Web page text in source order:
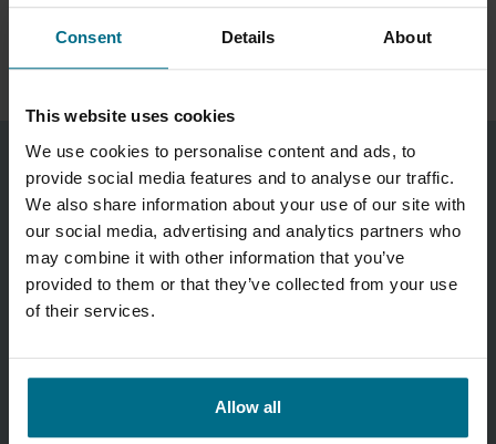
Consent Details About
This website uses cookies
We use cookies to personalise content and ads, to
provide social media features and to analyse our traffic.
We also share information about your use of our site with
our social media, advertising and analytics partners who
may combine it with other information that you’ve
provided to them or that they’ve collected from your use
of their services.
Allow all
Entwickelt für hochreine
Verfahren in Pharma- und